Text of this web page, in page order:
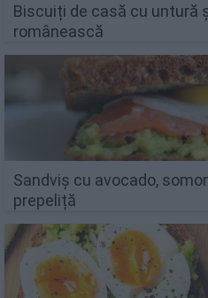
Biscuiți de casă cu untură
românească
Sandviș cu avocado,
prepeliță